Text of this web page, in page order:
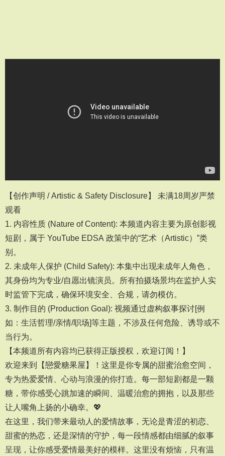
【创作声明 / Artistic & Safety Disclosure】 未满18周岁严禁
观看
1. 内容性质 (Nature of Content): 本频道内容主要为原创影视
短剧，属于 YouTube EDSA 政策中的“艺术（Artistic）”类
别。
2. 未成年人保护 (Child Safety): 本集中出现未成年人角色，
其身份均为专业/自愿出镜演员。所有拍摄场景均在监护人实
时监管下完成，确保环境安全、合规，请勿模仿。
3. 制作目的 (Production Goal): 视频通过虚构叙事探讨[例
如：生活哲理/亲情/职场]等主题，不涉及任何危险、诱导或不
当行为。
【本频道所有内容均已获得正版授权，欢迎订阅！】
欢迎来到【戀愛糖果屋】！这里是你专属的甜蜜治愈空间，
专为热爱爱情、心动与浪漫的你打造。每一部短剧都是一颗
糖，带你感受心跳加速的瞬间、温暖治愈的拥抱，以及那些
让人嘴角上扬的小确幸。💖
在这里，我们带来最动人的爱情故事，无论是青涩的初恋、
甜蜜的热恋，还是深情的守护，每一段情感都由细腻的叙事
呈现，让你感受爱情最美好的模样。这里没有烦恼，只有温